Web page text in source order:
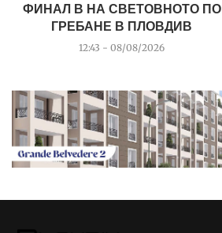
ФИНАЛ B НА СВЕТОВНОТО ПО
ГРЕБАНЕ В ПЛОВДИВ
12:43 - 08/08/2026